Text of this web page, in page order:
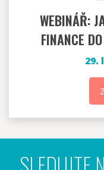
WEBINÁŘ:
FINANCE
29.